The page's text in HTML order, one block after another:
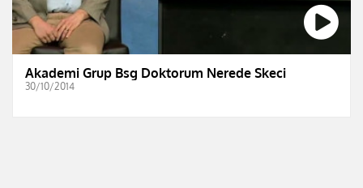
Akademi Grup Bsg Doktorum Nerede Skeci
30/10/2014